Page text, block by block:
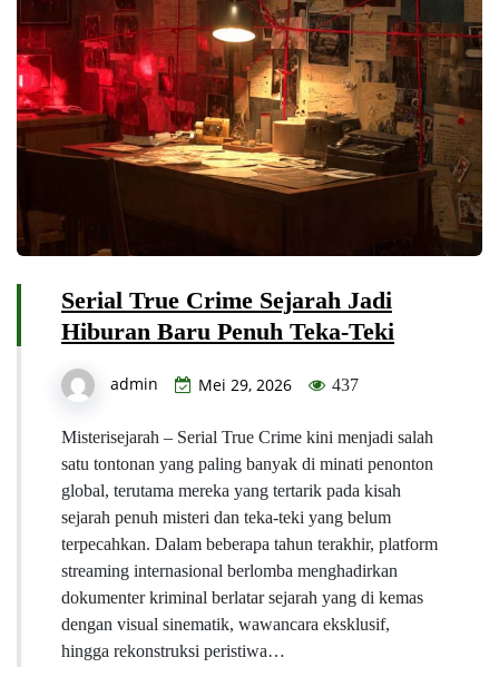
Serial True Crime Sejarah Jadi
Hiburan Baru Penuh Teka-Teki
admin Mei 29, 2026 437
Misterisejarah – Serial True Crime kini menjadi salah
satu tontonan yang paling banyak di minati penonton
global, terutama mereka yang tertarik pada kisah
sejarah penuh misteri dan teka-teki yang belum
terpecahkan. Dalam beberapa tahun terakhir, platform
streaming internasional berlomba menghadirkan
dokumenter kriminal berlatar sejarah yang di kemas
dengan visual sinematik, wawancara eksklusif,
hingga rekonstruksi peristiwa…